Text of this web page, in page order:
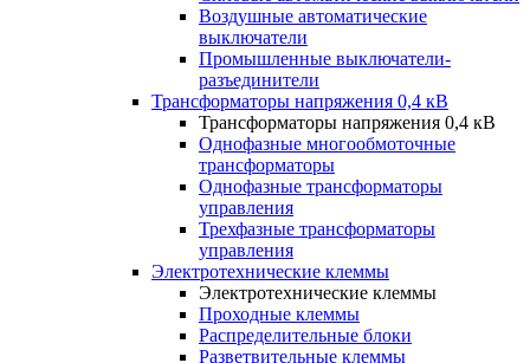
Воздушные автоматические
выключатели
Промышленные выключатели-
разъединители
Трансформаторы напряжения 0,4 кВ
Трансформаторы напряжения 0,4 кВ
Однофазные многообмоточные
трансформаторы
Однофазные трансформаторы
управления
Трехфазные трансформаторы
управления
Электротехнические клеммы
Электротехнические клеммы
Проходные клеммы
Распределительные блоки
Разветвительные клеммы